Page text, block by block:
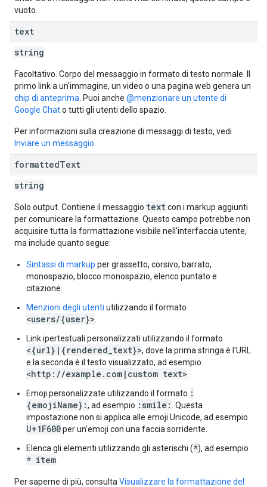
vuoto.
text
string
Facoltativo. Corpo del messaggio in formato di testo normale. Il
primo link a un'immagine, un video o una pagina web genera un
chip di anteprima . Puoi anche @menzionare un utente di
Google Chato tutti gli utenti dello spazio.
Per informazioni sulla creazione di messaggi di testo, vedi
Inviare un messaggio
formattedText
string
Solo output. Contiene il messaggio textcon i markup aggiunti
per comunicare la formattazione. Questo campo potrebbe non
acquisire tutta la formattazione visibile nell'interfaccia utente,
ma include quanto segue:
Sintassi di markup per grassetto, corsivo, barrato,
monospazio, blocco monospazio, elenco puntato e
citazione.
Menzioni degli utenti utilizzando il formato
<users/{user}>
Link ipertestuali personalizzati utilizzando il formato
<{url}|{rendered_text}>, dove la prima stringa è l'URL
e la seconda è il testo visualizzato, ad esempio
<http://example.com|custom text>
Emoji personalizzate utilizzando il formato :
{emojiName}:, ad esempio :smile: . Questa
impostazione non si applica alle emoji Unicode, ad esempio
U+1F600per un'emoji con una faccia sorridente.
Elenca gli elementi utilizzando gli asterischi (*), ad esempio
* item
Per saperne di più, consulta Visualizzare la formattazione del